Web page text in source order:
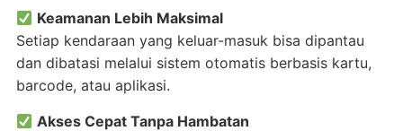
Keamanan Lebih Maksimal
Setiap kendaraan yang keluar-masuk bisa dipantau
dan dibatasi melalui sistem otomatis berbasis kartu,
barcode, atau aplikasi.
Akses Cepat Tanpa Hambatan